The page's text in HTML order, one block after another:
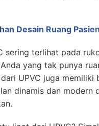
Desain Ruang
sering terlihat pada
yang tak punya
UPVC juga memiliki
dinamis dan modern